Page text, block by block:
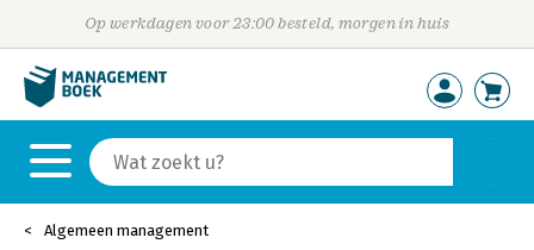
Op werkdagen voor 23:00 besteld, morgen in huis
Algemeen management